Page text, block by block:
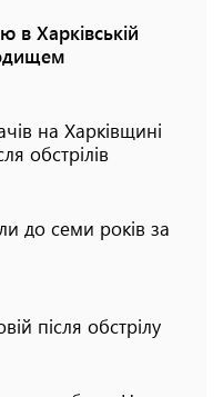
в Харківській
на Харківщині
обстрілів
до семи років за
після обстрілу